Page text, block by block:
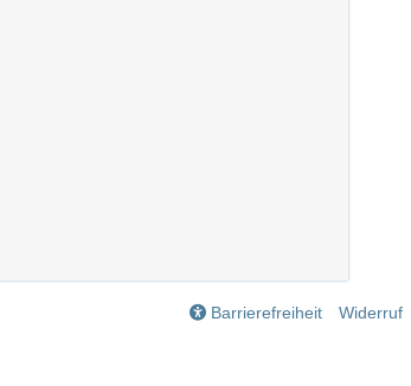
Barrierefreiheit Widerruf